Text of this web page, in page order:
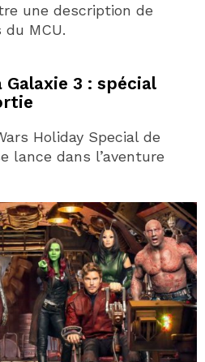
une description de
MCU.
Galaxie 3 : spécial
Holiday Special de
lance dans l’aventure